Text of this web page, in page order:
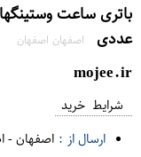
عددی
اصفهان اصفهان
mojee.ir
شرایط خرید
ارسال از : اصفهان-